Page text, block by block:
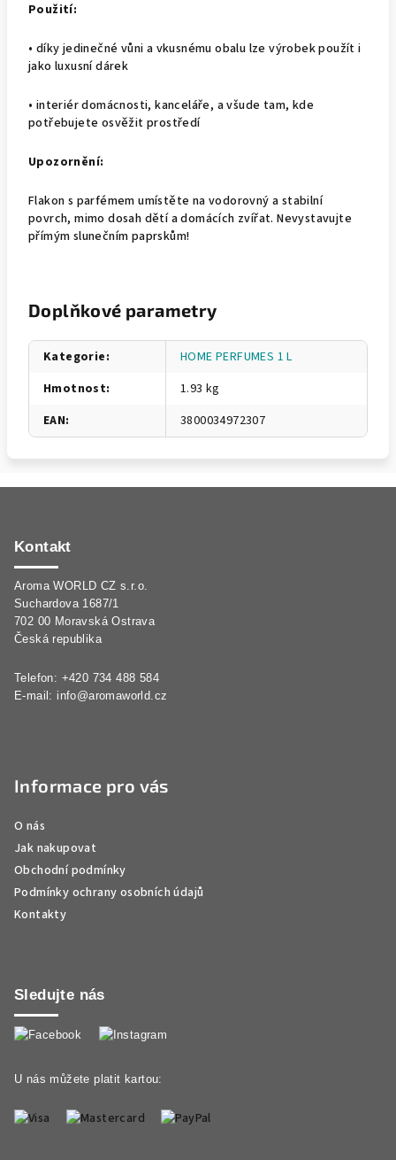
Použití:
• díky jedinečné vůni a vkusnému obalu lze výrobek použít i
jako luxusní dárek
• interiér domácnosti, kanceláře, a všude tam, kde
potřebujete osvěžit prostředí
Upozornění:
Flakon s parfémem umístěte na vodorovný a stabilní
povrch, mimo dosah dětí a domácích zvířat. Nevystavujte
přímým slunečním paprskům!
Doplňkové parametry
Kategorie:
HOME PERFUMES 1 L
Hmotnost:
1.93 kg
EAN: 3800034972307
Kontakt
Aroma WORLD CZ s.r.o.
Suchardova 1687/1
702 00 Moravská Ostrava
Česká republika
Telefon: +420 734 488 584
E-mail: info@aromaworld.cz
Informace pro vás
O nás
Jak nakupovat
Obchodní podmínky
Podmínky ochrany osobních údajů
Kontakty
Sledujte nás
U nás můžete platit kartou: